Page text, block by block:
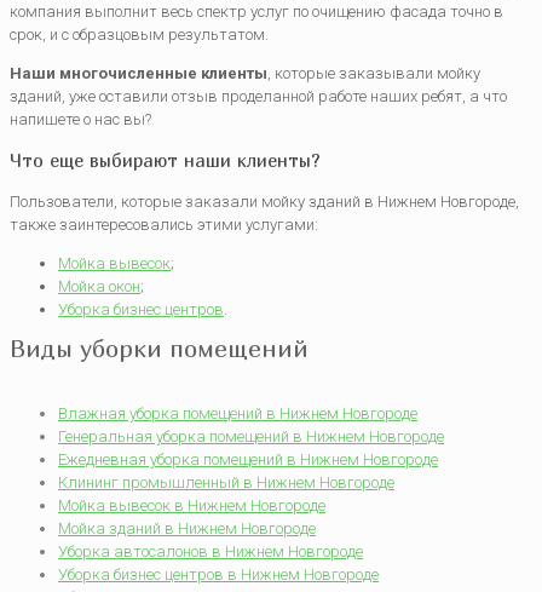
компания выполнит весь спектр услуг по очищению фасада точно в
срок, и с образцовым результатом.
Наши многочисленные клиенты, которые заказывали мойку
зданий, уже оставили отзыв проделанной работе наших ребят, а что
напишете о нас вы?
Что еще выбирают наши клиенты?
Пользователи, которые заказали мойку зданий в Нижнем Новгороде,
также заинтересовались этими услугами:
Мойка вывесок;
Мойка окон;
Уборка бизнес центров.
Виды уборки помещений
Влажная уборка помещений в Нижнем Новгороде
Генеральная уборка помещений в Нижнем Новгороде
Ежедневная уборка помещений в Нижнем Новгороде
Клининг промышленный в Нижнем Новгороде
Мойка вывесок в Нижнем Новгороде
Мойка зданий в Нижнем Новгороде
Уборка автосалонов в Нижнем Новгороде
Уборка бизнес центров в Нижнем Новгороде